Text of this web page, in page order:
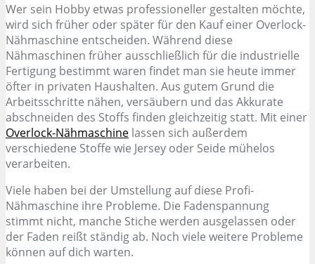
Wer sein Hobby etwas professioneller gestalten möchte,
wird sich früher oder später für den Kauf einer Overlock-
Nähmaschine entscheiden. Während diese
Nähmaschinen früher ausschließlich für die industrielle
Fertigung bestimmt waren findet man sie heute immer
öfter in privaten Haushalten. Aus gutem Grund die
Arbeitsschritte nähen, versäubern und das Akkurate
abschneiden des Stoffs finden gleichzeitig statt. Mit einer
Overlock-Nähmaschine lassen sich außerdem
verschiedene Stoffe wie Jersey oder Seide mühelos
verarbeiten.
Viele haben bei der Umstellung auf diese Profi-
Nähmaschine ihre Probleme. Die Fadenspannung
stimmt nicht, manche Stiche werden ausgelassen oder
der Faden reißt ständig ab. Noch viele weitere Probleme
können auf dich warten.